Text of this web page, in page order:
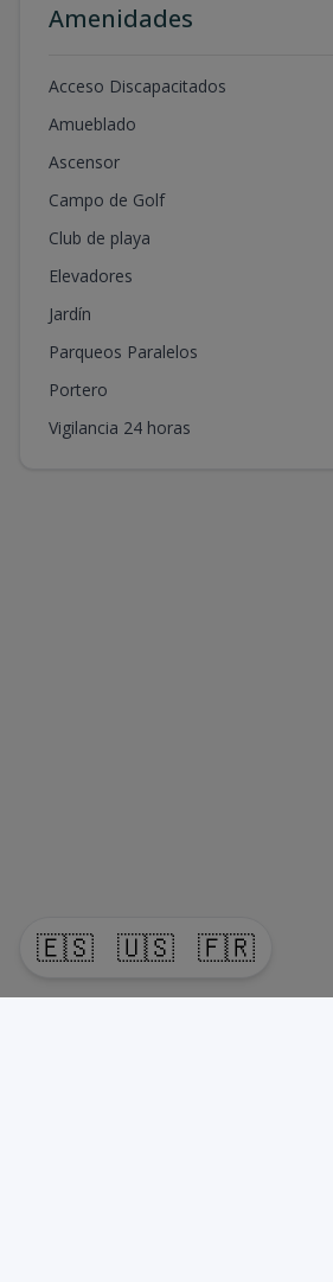
🇪🇸 🇺🇸 🇫🇷
Amenidades
Acceso Discapacitados
Amueblado
Ascensor
Campo de Golf
Club de playa
Elevadores
Jardín
Parqueos Paralelos
Portero
Vigilancia 24 horas